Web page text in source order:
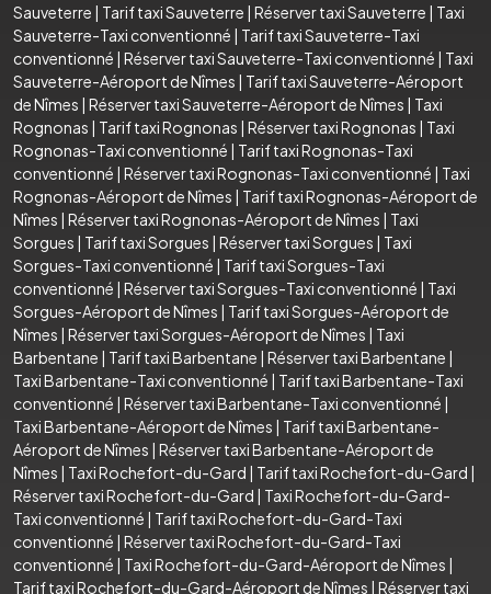
Sauveterre | Tarif taxi Sauveterre | Réserver taxi Sauveterre | Taxi
Sauveterre-Taxi conventionné | Tarif taxi Sauveterre-Taxi
conventionné | Réserver taxi Sauveterre-Taxi conventionné | Taxi
Sauveterre-Aéroport de Nîmes | Tarif taxi Sauveterre-Aéroport
de Nîmes | Réserver taxi Sauveterre-Aéroport de Nîmes | Taxi
Rognonas | Tarif taxi Rognonas | Réserver taxi Rognonas | Taxi
Rognonas-Taxi conventionné | Tarif taxi Rognonas-Taxi
conventionné | Réserver taxi Rognonas-Taxi conventionné | Taxi
Rognonas-Aéroport de Nîmes | Tarif taxi Rognonas-Aéroport de
Nîmes | Réserver taxi Rognonas-Aéroport de Nîmes | Taxi
Sorgues | Tarif taxi Sorgues | Réserver taxi Sorgues | Taxi
Sorgues-Taxi conventionné | Tarif taxi Sorgues-Taxi
conventionné | Réserver taxi Sorgues-Taxi conventionné | Taxi
Sorgues-Aéroport de Nîmes | Tarif taxi Sorgues-Aéroport de
Nîmes | Réserver taxi Sorgues-Aéroport de Nîmes | Taxi
Barbentane | Tarif taxi Barbentane | Réserver taxi Barbentane |
Taxi Barbentane-Taxi conventionné | Tarif taxi Barbentane-Taxi
conventionné | Réserver taxi Barbentane-Taxi conventionné |
Taxi Barbentane-Aéroport de Nîmes | Tarif taxi Barbentane-
Aéroport de Nîmes | Réserver taxi Barbentane-Aéroport de
Nîmes | Taxi Rochefort-du-Gard | Tarif taxi Rochefort-du-Gard |
Réserver taxi Rochefort-du-Gard | Taxi Rochefort-du-Gard-
Taxi conventionné | Tarif taxi Rochefort-du-Gard-Taxi
conventionné | Réserver taxi Rochefort-du-Gard-Taxi
conventionné | Taxi Rochefort-du-Gard-Aéroport de Nîmes |
Tarif taxi Rochefort-du-Gard-Aéroport de Nîmes | Réserver taxi